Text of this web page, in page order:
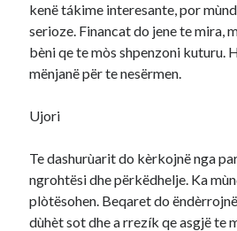
kenë tákime interesante, por
serioze. Financat do jene te mira,
bèni qe te mòs shpenzoni kuturu.
mënjanë për te nesërmen.
Ujori
Te dashurùarit do kèrkojnë nga
ngrohtësi dhe përkëdhelje. Ka
plòtësohen. Beqaret do
dùhèt sot dhe a rrezík qe asgjë te